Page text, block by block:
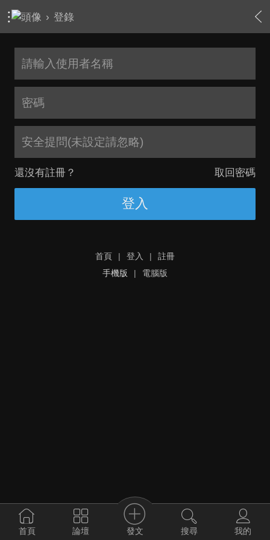
› 登錄
安全提問(未設定請忽略)
還沒有註冊？ 取回密碼
登入
首頁 | 登入 |
註冊
手機版
| 電腦版
首頁 論壇 發文 搜尋 我的